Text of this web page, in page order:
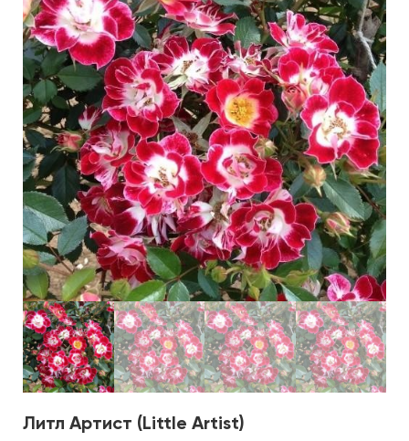
Литл Артист (Little Artist)